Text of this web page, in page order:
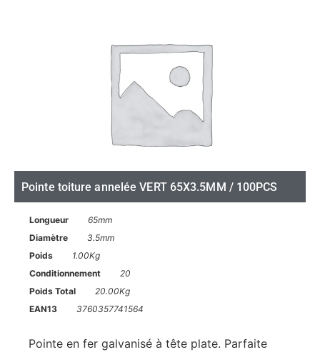
Pointe toiture annelée VERT 65X3.5MM / 100PCS
Longueur
65mm
Diamètre
3.5mm
Poids
1.00Kg
Conditionnement
20
Poids Total
20.00Kg
EAN13
3760357741564
Pointe en fer galvanisé à tête plate. Parfaite